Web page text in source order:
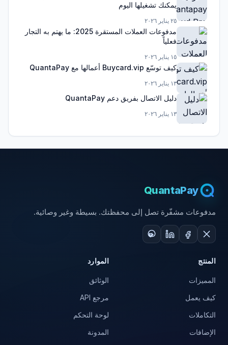
يمكنك تشغيلها اليوم
٢٥ يناير ٢٠٢٦
مدفوعات العملات المستقرة 2025: ما يهتم به التجار
فعلياً
١٥ يناير ٢٠٢٦
كيف توسّع Buycard.vip أعمالها مع QuantaPay
١٣ يناير ٢٠٢٦
دليل الاتصال بفريق دعم QuantaPay
١٣ يناير ٢٠٢٦
QuantaPay
مدفوعات مشفّرة تصل إلى محفظتك. بسيطة وغير وصائية.
المنتج
المميزات
كيف يعمل
التكاملات
الإضافات
الموارد
الوثائق
مرجع API
لوحة التحكم
المدونة